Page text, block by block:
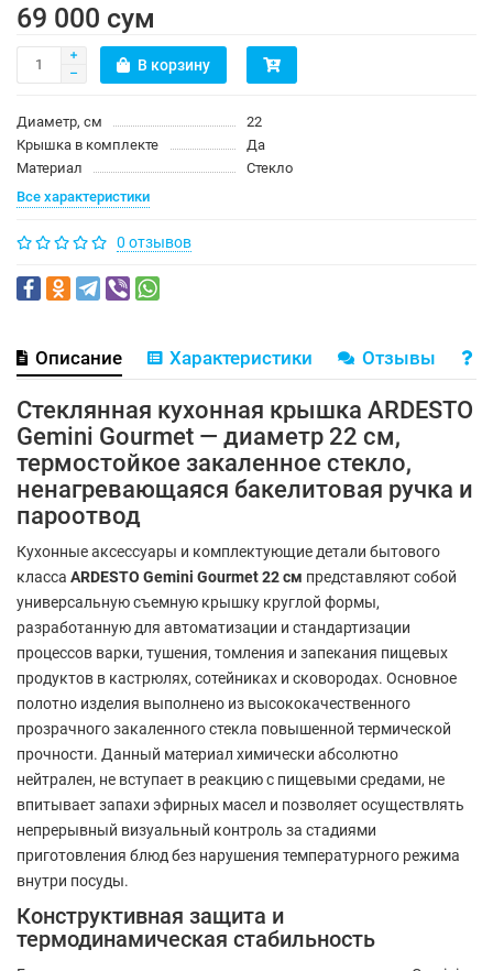
69 000 сум
В корзину
Диаметр, см
22
Крышка в комплекте
Да
Материал
Стекло
Все характеристики
0 отзывов
Описание Характеристики Отзывы
Стеклянная кухонная крышка ARDESTO
Gemini Gourmet — диаметр 22 см,
термостойкое закаленное стекло,
ненагревающаяся бакелитовая ручка и
пароотвод
Кухонные аксессуары и комплектующие детали бытового
класса ARDESTO Gemini Gourmet 22 см представляют собой
универсальную съемную крышку круглой формы,
разработанную для автоматизации и стандартизации
процессов варки, тушения, томления и запекания пищевых
продуктов в кастрюлях, сотейниках и сковородах. Основное
полотно изделия выполнено из высококачественного
прозрачного закаленного стекла повышенной термической
прочности. Данный материал химически абсолютно
нейтрален, не вступает в реакцию с пищевыми средами, не
впитывает запахи эфирных масел и позволяет осуществлять
непрерывный визуальный контроль за стадиями
приготовления блюд без нарушения температурного режима
внутри посуды.
Конструктивная защита и
термодинамическая стабильность